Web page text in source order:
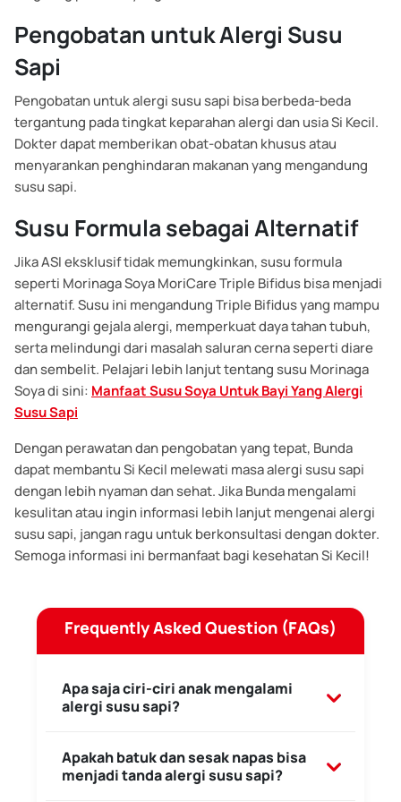
Pengobatan untuk Alergi Susu
Sapi
Pengobatan untuk alergi susu sapi bisa berbeda-beda
tergantung pada tingkat keparahan alergi dan usia Si Kecil.
Dokter dapat memberikan obat-obatan khusus atau
menyarankan penghindaran makanan yang mengandung
susu sapi.
Susu Formula sebagai Alternatif
Jika ASI eksklusif tidak memungkinkan, susu formula
seperti Morinaga Soya MoriCare Triple Bifidus bisa menjadi
alternatif. Susu ini mengandung Triple Bifidus yang mampu
mengurangi gejala alergi, memperkuat daya tahan tubuh,
serta melindungi dari masalah saluran cerna seperti diare
dan sembelit. Pelajari lebih lanjut tentang susu Morinaga
Soya di sini: Manfaat Susu Soya Untuk Bayi Yang Alergi
Susu Sapi
Dengan perawatan dan pengobatan yang tepat, Bunda
dapat membantu Si Kecil melewati masa alergi susu sapi
dengan lebih nyaman dan sehat. Jika Bunda mengalami
kesulitan atau ingin informasi lebih lanjut mengenai alergi
susu sapi, jangan ragu untuk berkonsultasi dengan dokter.
Semoga informasi ini bermanfaat bagi kesehatan Si Kecil!
Frequently Asked Question (FAQs)
Apa saja ciri-ciri anak mengalami
alergi susu sapi?
gangguan pencernaan seperti muntah, diare,
dan kembung, masalah kulit seperti ruam merah,
Apakah batuk dan sesak napas bisa
menjadi tanda alergi susu sapi?